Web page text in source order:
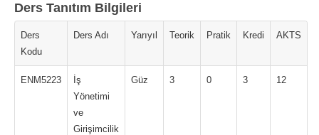
Ders Tanıtım Bilgileri
Ders
Kodu
Ders Adı Yarıyıl Teorik Pratik Kredi AKTS
ENM5223
İş
Yönetimi
ve
Girişimcilik
Güz 3 0 3 12